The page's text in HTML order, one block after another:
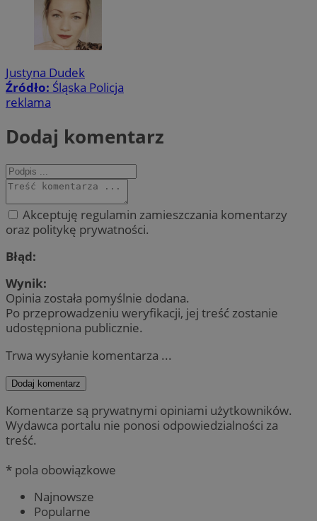
Justyna Dudek
Źródło: Śląska Policja
reklama
Dodaj komentarz
Akceptuję regulamin zamieszczania komentarzy
oraz politykę prywatności.
Błąd:
Wynik:
Opinia została pomyślnie dodana.
Po przeprowadzeniu weryfikacji, jej treść zostanie
udostępniona publicznie.
Trwa wysyłanie komentarza ...
Dodaj komentarz
Komentarze są prywatnymi opiniami użytkowników.
Wydawca portalu nie ponosi odpowiedzialności za
treść.
* pola obowiązkowe
Najnowsze
Popularne